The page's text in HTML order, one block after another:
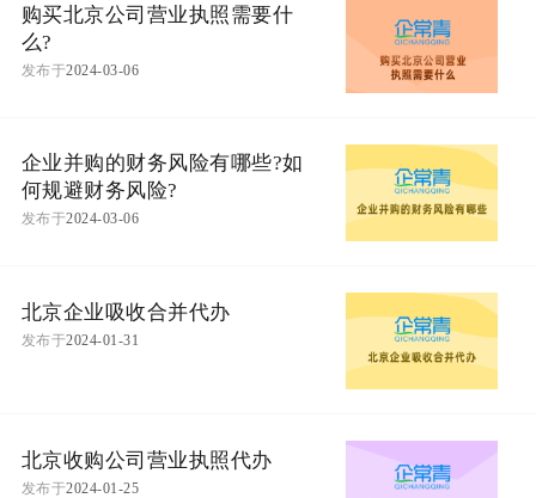
购买北京公司营业执照需要什
么?
发布于2024-03-06
企业并购的财务风险有哪些?如
何规避财务风险?
发布于2024-03-06
北京企业吸收合并代办
发布于2024-01-31
北京收购公司营业执照代办
发布于2024-01-25